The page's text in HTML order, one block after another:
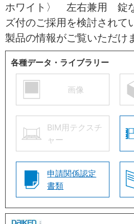
ホワイト〉 左右兼用 錠
ズ付のご採用を検討されて
製品の情報がご覧いただけ
各種データ・ライブラリー
画像
BIM用テクスチ
ャー
申請関係認定
書類